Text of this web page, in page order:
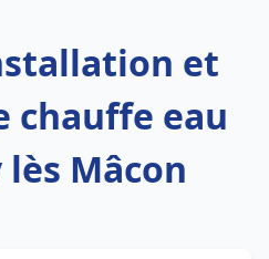
et
chauffe eau
Mâcon